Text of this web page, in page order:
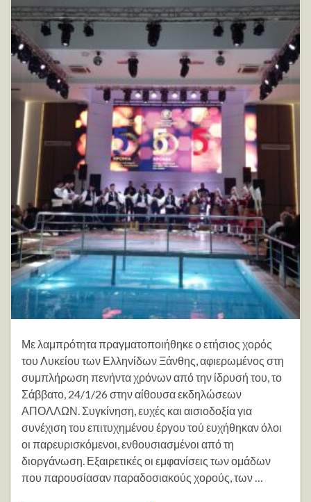
Με λαμπρότητα πραγματοποιήθηκε ο ετήσιος χορός
του Λυκείου των Ελληνίδων Ξάνθης, αφιερωμένος στη
συμπλήρωση πενήντα χρόνων από την ίδρυσή του, το
Σάββατο, 24/1/26 στην αίθουσα εκδηλώσεων
ΑΠΟΛΛΩΝ. Συγκίνηση, ευχές και αισιοδοξία για
συνέχιση του επιτυχημένου έργου τού ευχήθηκαν όλοι
οι παρευρισκόμενοι, ενθουσιασμένοι από τη
διοργάνωση. Εξαιρετικές οι εμφανίσεις των ομάδων
που παρουσίασαν παραδοσιακούς χορούς, των …